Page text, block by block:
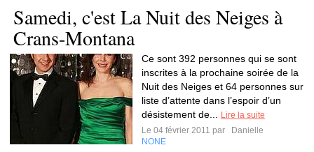
Samedi, c'est La Nuit des Neiges à
Crans-Montana
Ce sont 392 personnes qui se sont
inscrites à la prochaine soirée de la
Nuit des Neiges et 64 personnes sur
liste d’attente dans l’espoir d’un
désistement de...
Lire la suite
Le 04 février 2011 par
Danielle
NONE